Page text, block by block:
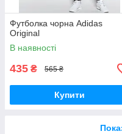
Футболка чорна Adidas
Original
В наявності
435 ₴ 565 ₴
Купити